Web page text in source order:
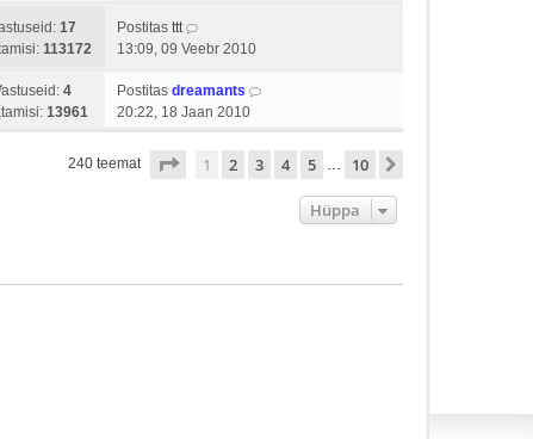
17
113172
Postitas ttt
13:09, 09 Veebr 2010
4
13961
Postitas dreamants
20:22, 18 Jaan 2010
240 teemat . leht 10 -st
1 2 3 4 5 … 10
Hüppa